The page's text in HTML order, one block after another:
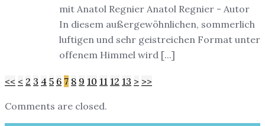
mit Anatol Regnier Anatol Regnier - Autor
In diesem außergewöhnlichen, sommerlich
luftigen und sehr geistreichen Format unter
offenem Himmel wird [...]
<< < 2 3 4 5 6 7 8 9 10 11 12 13 > >>
Comments are closed.